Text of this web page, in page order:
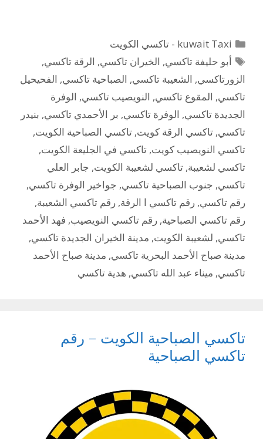
التصنيفات
kuwait Taxi - تاكسي الكويت
الوسوم
أبو حليفة تاكسي, الخيران تاكسي, الرقة تاكسي,
الزورتاكسي, الشعيبة تاكسي, الصباحية تاكسي, الفحيحيل
تاكسي, المقوع تاكسي, النويصيب تاكسي, الوفرة
الجديدة تاكسي, الوفرة تاكسي, بر الأحمدي تاكسي, بنيدر
تاكسي, تاكسي الرقة كويت, تاكسي الصباحية الكويت,
تاكسي النويصيب كويت, تاكسي في الجليعة الكويت,
تاكسي لشعيبة, تاكسي لشعيبة الكويت, جابر العلي
تاكسي, جنوب الصباحية تاكسي, جواخير الوفرة تاكسي,
رقم تاكسي, رقم تاكسي ا الرقة, رقم تاكسي الشعيبة,
رقم تاكسي الصباحية, رقم تاكسي النويصيب, فهد الأحمد
تاكسي, لشعيبة الكويت, مدينة الخيران الجديدة تاكسي,
مدينة صباح الأحمد البحرية تاكسي, مدينة صباح الأحمد
تاكسي, ميناء عبد الله تاكسي, هدية تاكسي
تاكسي الصباحية الكويت – رقم
تاكسي الصباحية